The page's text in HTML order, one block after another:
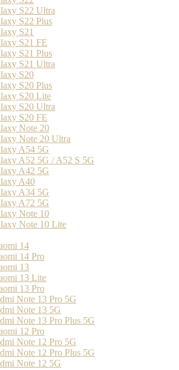
S22 Ultra
S22 Plus
S21
S21 FE
S21 Plus
S21 Ultra
S20
S20 Plus
S20 Lite
S20 Ultra
S20 FE
Note 20
Note 20 Ultra
A54 5G
A52 5G / A52 S 5G
A42 5G
A40
A34 5G
A72 5G
Note 10
Note 10 Lite
14
14 Pro
13
13 Lite
13 Pro
Note 13 Pro 5G
Note 13 5G
Note 13 Pro Plus 5G
12 Pro
Note 12 Pro 5G
Note 12 Pro Plus 5G
Note 12 5G